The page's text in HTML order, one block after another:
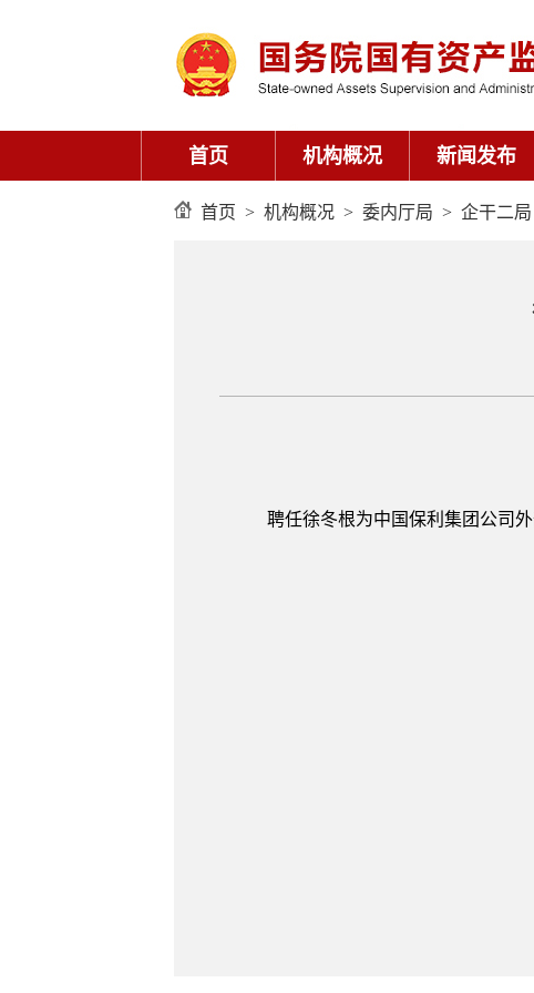
首页 机构概况 新闻发布
首页 > 机构概况 > 委内厅局 > 企干二局
聘任徐冬根为中国保利集团公司外